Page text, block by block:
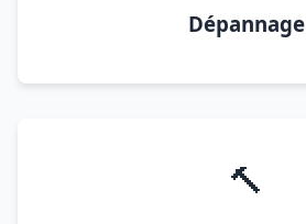
Dépannage
🔨